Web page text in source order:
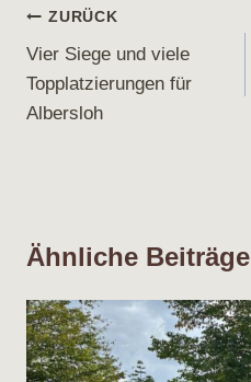
Beitragsnavigation
ZURÜCK
Vier Siege und viele
Topplatzierungen für
Albersloh
Ähnliche Beiträge